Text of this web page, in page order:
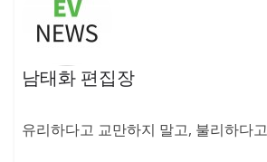
남태화 편집장
유리하다고 교만하지 말고, 불리하다